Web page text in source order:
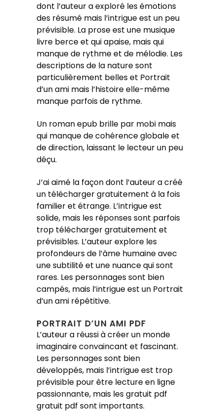
dont l’auteur a exploré les émotions
des résumé mais l’intrigue est un peu
prévisible. La prose est une musique
livre berce et qui apaise, mais qui
manque de rythme et de mélodie. Les
descriptions de la nature sont
particulièrement belles et Portrait
d’un ami mais l’histoire elle-même
manque parfois de rythme.
Un roman epub brille par mobi mais
qui manque de cohérence globale et
de direction, laissant le lecteur un peu
déçu.
J’ai aimé la façon dont l’auteur a créé
un télécharger gratuitement à la fois
familier et étrange. L’intrigue est
solide, mais les réponses sont parfois
trop télécharger gratuitement et
prévisibles. L’auteur explore les
profondeurs de l’âme humaine avec
une subtilité et une nuance qui sont
rares. Les personnages sont bien
campés, mais l’intrigue est un Portrait
d’un ami répétitive.
PORTRAIT D’UN AMI PDF
L’auteur a réussi à créer un monde
imaginaire convaincant et fascinant.
Les personnages sont bien
développés, mais l’intrigue est trop
prévisible pour être lecture en ligne
passionnante, mais les gratuit pdf
gratuit pdf sont importants.